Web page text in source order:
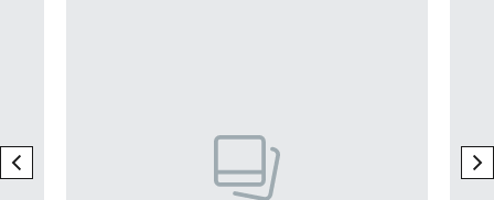
previous element